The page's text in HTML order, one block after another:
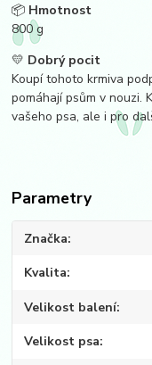
📦 Hmotnost
800 g
💛 Dobrý pocit
Koupí tohoto krmiva
pomáhají psům v nouzi.
vašeho psa, ale i pro
Parametry
Značka
Kvalita
Velikost balení
Velikost psa